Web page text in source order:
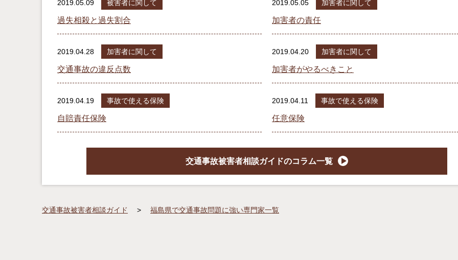
2019.05.09 被害者に関して
過失相殺と過失割合
2019.05.05 加害者に関して
加害者の責任
2019.04.28 加害者に関して
交通事故の違反点数
2019.04.20 加害者に関して
加害者がやるべきこと
2019.04.19 事故で使える保険
自賠責任保険
2019.04.11 事故で使える保険
任意保険
交通事故被害者相談ガイドのコラム一覧
交通事故被害者相談ガイド 福島県で交通事故問題に強い専門家一覧